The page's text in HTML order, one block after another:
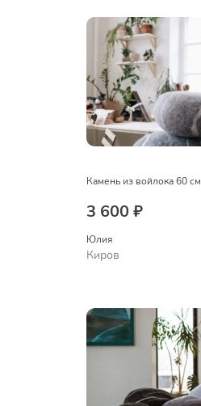
Камень из войлока 60 см
3 600 ₽
Юлия
Киров